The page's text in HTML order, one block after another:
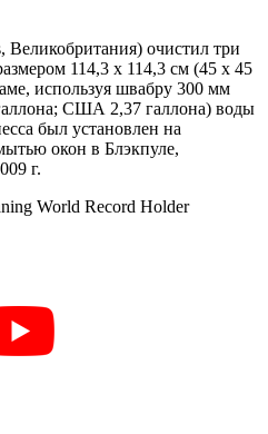
Великобритания) очистил три
114,3 х 114,3 см (45 х 45
используя швабру 300 мм
США 2,37 галлона) воды
был установлен на
окон в Блэкпуле,
г.